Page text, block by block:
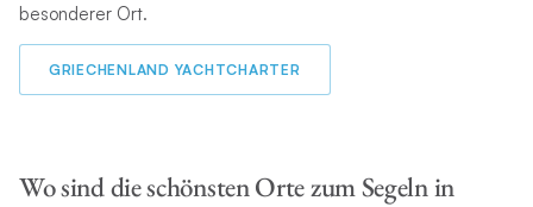
besonderer Ort.
GRIECHENLAND YACHTCHARTER
Wo sind die schönsten Orte zum Segeln in